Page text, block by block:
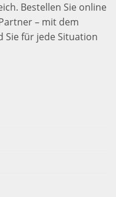
Bestellen Sie online
– mit dem
Sie für jede Situation